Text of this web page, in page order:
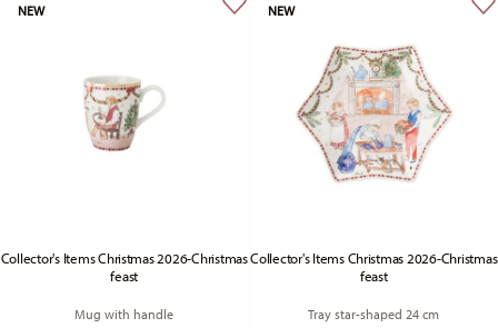
Collector's Items Christmas 2026-Christmas
feast
Mug with handle
NEW
Collector's Items Christmas 2026-Christmas
feast
Tray star-shaped 24 cm
NEW